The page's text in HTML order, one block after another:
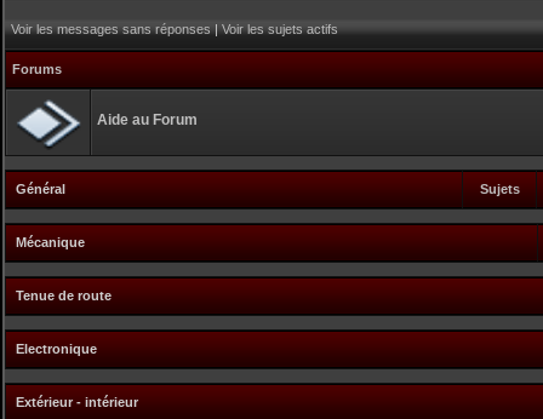
Voir les messages sans réponses|Voir les sujets actifs
Forums
Aide au Forum
Général Sujets
Mécanique
Tenue de route
Electronique
Extérieur - intérieur